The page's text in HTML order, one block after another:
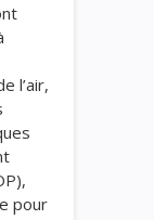
l’air,
pour